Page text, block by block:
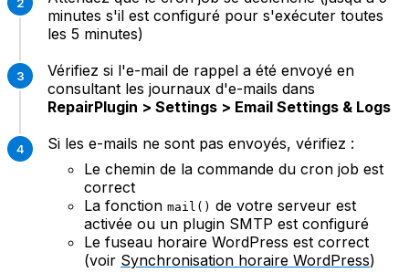
minutes s'il est configuré pour s'exécuter toutes
les 5 minutes)
Vérifiez si l'e-mail de rappel a été envoyé en
consultant les journaux d'e-mails dans
RepairPlugin > Settings > Email Settings & Logs
Si les e-mails ne sont pas envoyés, vérifiez :
Le chemin de la commande du cron job est
correct
La fonction mail() de votre serveur est
activée ou un plugin SMTP est configuré
Le fuseau horaire WordPress est correct
(voir Synchronisation horaire WordPress)